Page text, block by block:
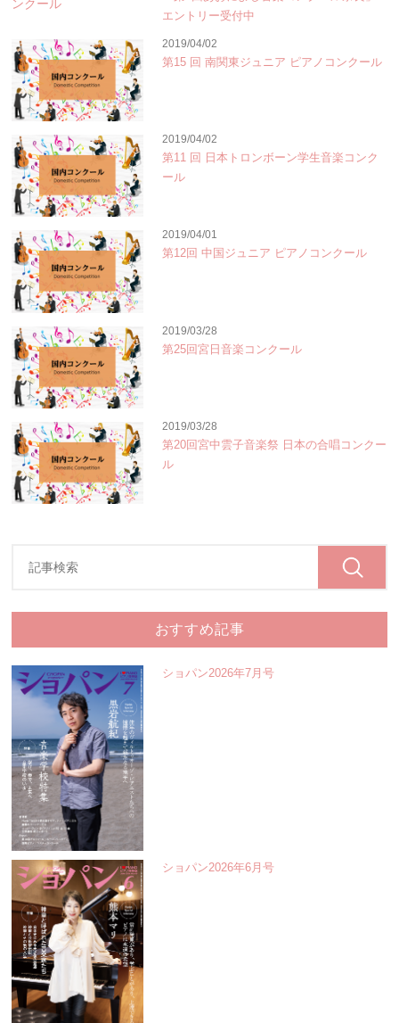
エントリー受付中
2019/04/02
第15 回 南関東ジュニア ピアノコンクール
2019/04/02
第11 回 日本トロンボーン学生音楽コンク
ール
2019/04/01
第12回 中国ジュニア ピアノコンクール
2019/03/28
第25回宮日音楽コンクール
2019/03/28
第20回宮中雲子音楽祭 日本の合唱コンクー
ル
おすすめ記事
ショパン2026年7月号
ショパン2026年6月号